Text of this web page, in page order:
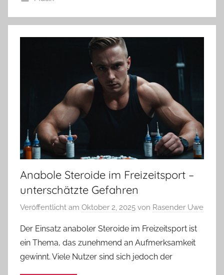
Anabole Steroide im Freizeitsport –
unterschätzte Gefahren
Veröffentlicht am Oktober 2, 2025 von Rasender Uwe
Der Einsatz anaboler Steroide im Freizeitsport ist
ein Thema, das zunehmend an Aufmerksamkeit
gewinnt. Viele Nutzer sind sich jedoch der